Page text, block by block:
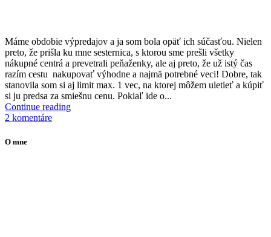
Máme obdobie výpredajov a ja som bola opäť ich súčasťou. Nielen
preto, že prišla ku mne sesternica, s ktorou sme prešli všetky
nákupné centrá a prevetrali peňaženky, ale aj preto, že už istý čas
razím cestu nakupovať výhodne a najmä potrebné veci! Dobre, tak
stanovila som si aj limit max. 1 vec, na ktorej môžem uletieť a kúpiť
si ju predsa za smiešnu cenu. Pokiaľ ide o...
Continue reading
2 komentáre
O mne